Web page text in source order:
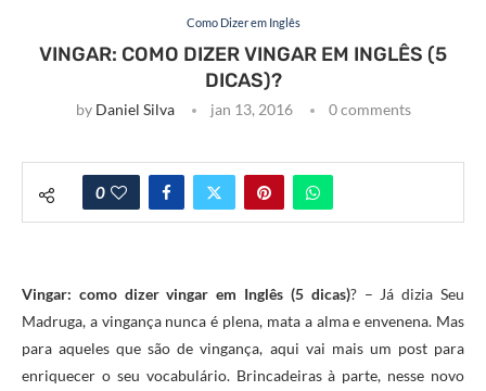
Como Dizer em Inglês
VINGAR: COMO DIZER VINGAR EM INGLÊS (5
DICAS)?
by Daniel Silva jan 13, 2016 0 comments
0
Vingar: como dizer vingar em Inglês (5 dicas)? – Já dizia Seu
Madruga, a vingança nunca é plena, mata a alma e envenena. Mas
para aqueles que são de vingança, aqui vai mais um post para
enriquecer o seu vocabulário. Brincadeiras à parte, nesse novo